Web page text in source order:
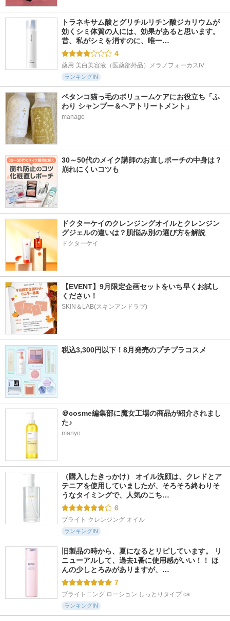
トラネキサム酸とグリチルリチン酸ジカリウムが
効くシミ体質の人には、効果があると思います。
昔、私がシミを消すのに、唯一…
4
薬用 美白美容液（医薬部外品）メラノフォーカスIV
ランキングIN
ペタンコ猫っ毛のボリュームケアにお役立ち「ふ
わり シャンプー＆ヘアトリートメント」
manage
30～50代のメイク講師のお直しポーチの中身は？
崩れにくいコツも
ドクターケイのクレンジングオイルとクレンジン
グジェルの違いは？肌悩み別の選び方を解説
ドクターケイ
【EVENT】9月限定企画セットをいち早くお試し
ください！
SKIN＆LAB(スキンアンドラブ)
税込3,300円以下！8月発売のプチプラコスメ
＠cosme編集部に魔女工場の商品が紹介されまし
た♪
manyo
（購入したきっかけ） オイル洗顔は、クレドとア
テニアを使用していましたが、そろそろ終わりそ
うなタイミングで、人気のこち…
6
ブライト クレンジング オイル
ランキングIN
旧製品の時から、夏になるとリピしています。 リ
ニューアルして、過去1番に使用感がいい！！ ほ
んの少しとろみがありますが、…
7
ブライトニング ローション しっとりタイプ ca
ランキングIN